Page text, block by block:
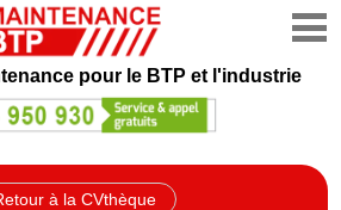
pour le BTP et l'industrie
à la CVthèque